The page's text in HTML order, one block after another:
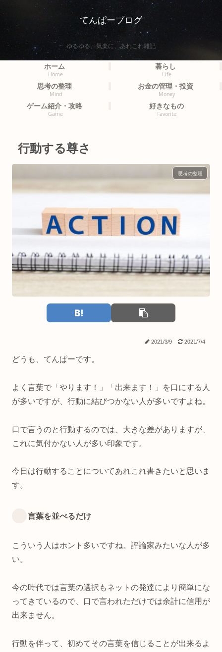
てんぱーブログ
ゆるゆる、気楽に、あれこれ雑記
ホーム
Home
暮らし
Life
思考の整理
Mind
お金の管理・投資
Money
ゲーム紹介・攻略
Game
好きなもの
Favorite
行動する尊さ
思考の整理
2021/3/9 2021/7/4
どうも、てんぱーです。
よく言葉で「やります！」「出来ます！」を口にする人
が多いですが、行動に結びつかない人が多いですよね。
口で言うのと行動するのでは、大きな差がありますが、
これに気付かない人が多い印象です。
今日は行動することについてあれこれ書きたいと思いま
す。
言葉を並べるだけ
こういう人はホント多いですね。評論家みたいな人が多
い。
今の時代では言葉の選択もネットの発達により簡単にな
ってきているので、口で言われただけでは余計に信用が
出来ません。
行動を伴って、初めてその言葉を信じることが出来るよ